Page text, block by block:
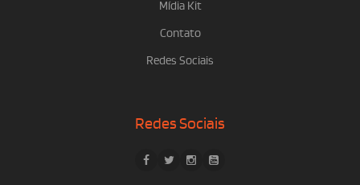
Mídia Kit
Contato
Redes Sociais
Redes Sociais